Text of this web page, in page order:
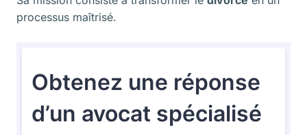
processus maîtrisé.